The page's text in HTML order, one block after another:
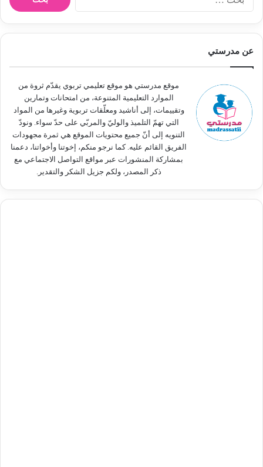
ن
عن مدرستي
موقع مدرستي هو موقع تعليمي تربوي يقدّم ثروة من
الموارد التعليمية المتنوعة، من امتحانات وتمارين
وتقييمات، إلى أناشيد ومعلّقات تربوية وغيرها من المواد
التي تهمّ التلميذ والوليّ والمربّي على حدّ سواء. ونودّ
التنويه إلى أنّ جميع محتويات الموقع هي ثمرة مجهودات
الفريق القائم عليه. كما نرجو منكم، إخوتنا وأخواتنا، دعمنا
بمشاركة المنشورات عبر مواقع التواصل الاجتماعي مع
ذكر المصدر، ولكم جزيل الشكر والتقدير.